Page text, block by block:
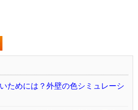
ためには？外壁の色シミュレーシ